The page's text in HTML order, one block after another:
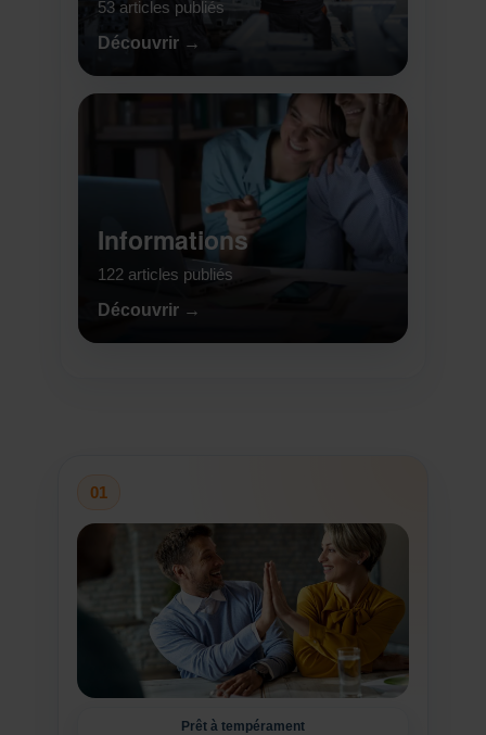
53 articles publiés
Découvrir →
Informations
122 articles publiés
Découvrir →
01
Prêt à tempérament